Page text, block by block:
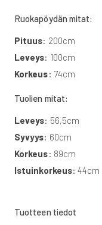
Ruokapöydän mitat:
Pituus: 200cm
Leveys: 100cm
Korkeus: 74cm
Tuolien mitat:
Leveys: 56,5cm
Syvyys: 60cm
Korkeus: 89cm
Istuinkorkeus: 44cm
Tuotteen tiedot